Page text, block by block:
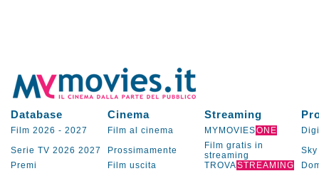
Database Cinema Streaming
Film 2026 - 2027 Film al cinema MYMOVIESONE
Serie TV 2026 2027 Prossimamente
Film gratis in
streaming
Sky
Premi
Film uscita TROVASTREAMING